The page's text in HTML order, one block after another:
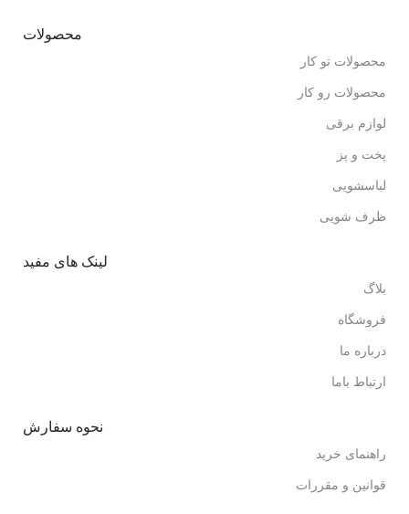
محصولات
محصولات تو کار
محصولات رو کار
لوازم برقی
پخت و پز
لباسشویی
ظرف شویی
لینک های مفید
بلاگ
فروشگاه
درباره ما
ارتباط باما
نحوه سفارش
راهنمای خرید
قوانین و مقررات